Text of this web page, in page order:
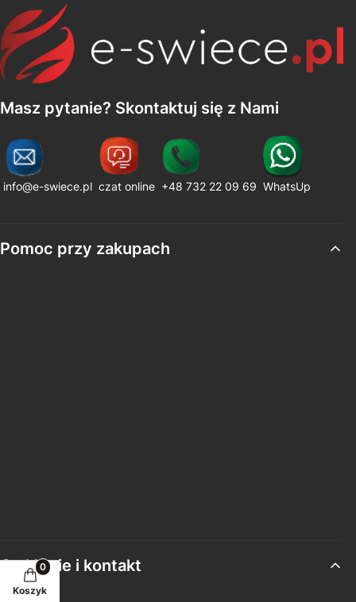
Masz pytanie? Skontaktuj się z Nami
info@e-swiece.pl czat online +48 732 22 09 69 WhatsUp
Linki w stopce
Pomoc przy zakupach
O sklepie i kontakt
Koszyk